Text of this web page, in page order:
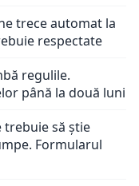
trece automat la
respectate
regulile.
până la două luni
trebuie să știe
Formularul